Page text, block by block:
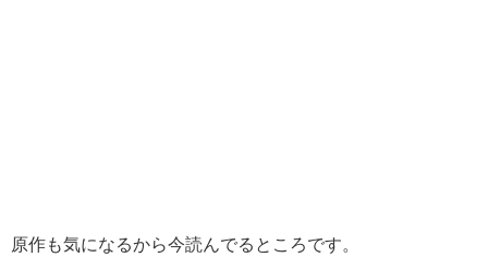
原作も気になるから今読んでるところです。